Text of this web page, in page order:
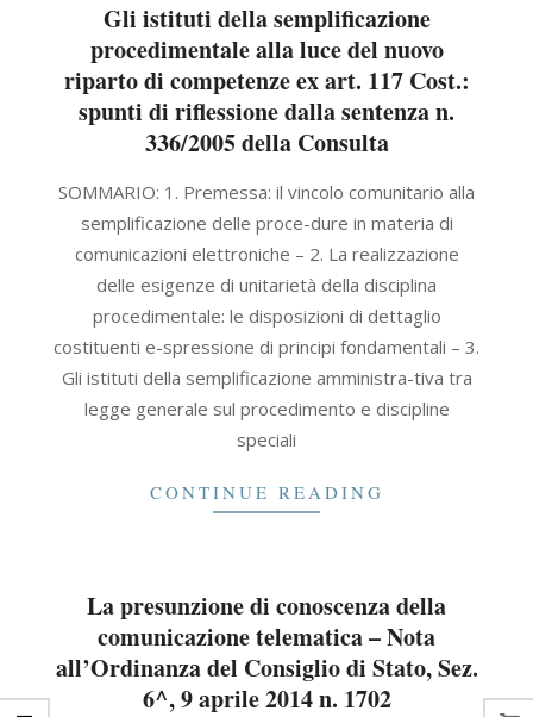
Gli istituti della semplificazione
procedimentale alla luce del nuovo
riparto di competenze ex art. 117 Cost.:
spunti di riflessione dalla sentenza n.
336/2005 della Consulta
09-
SOMMARIO: 1. Premessa: il vincolo comunitario alla
semplificazione delle proce-dure in materia di
comunicazioni elettroniche – 2. La realizzazione
delle esigenze di unitarietà della disciplina
procedimentale: le disposizioni di dettaglio
costituenti e-spressione di principi fondamentali – 3.
Gli istituti della semplificazione amministra-tiva tra
legge generale sul procedimento e discipline
speciali
CONTINUE READING
La presunzione di conoscenza della
comunicazione telematica – Nota
all’Ordinanza del Consiglio di Stato, Sez.
6^, 9 aprile 2014 n. 1702